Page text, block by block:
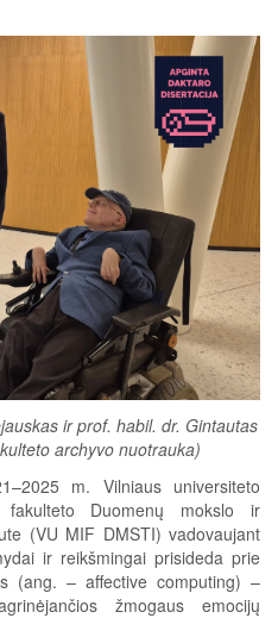
ir prof. habil. dr. Gintautas
archyvo nuotrauka)
m. Vilniaus universiteto
fakulteto Duomenų mokslo ir
(VU MIF DMSTI) vadovaujant
ir reikšmingai prisideda prie
(ang. – affective computing) –
žmogaus emocijų